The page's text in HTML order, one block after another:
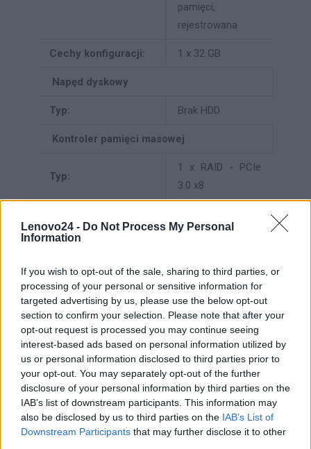
Lenovo24 - Do Not Process My Personal
Information
If you wish to opt-out of the sale, sharing to third parties, or
processing of your personal or sensitive information for
targeted advertising by us, please use the below opt-out
section to confirm your selection. Please note that after your
opt-out request is processed you may continue seeing
interest-based ads based on personal information utilized by
us or personal information disclosed to third parties prior to
your opt-out. You may separately opt-out of the further
disclosure of your personal information by third parties on the
IAB’s list of downstream participants. This information may
also be disclosed by us to third parties on the IAB’s List of
Downstream Participants that may further disclose it to other
pamięci,
rejestrowana
Cechy konfiguracji: 1 x 32 GB
Napęd dyskowy
Typ: Brak HDD
Kontroler pamięci masowej
Typ:
1 x RAID - PCIe
3.0 x8
kontrolera:
SAS 12Gb/s
pamięci masowej:
RAID 9350-8i
Ilość kanałów: 8
Poziom RAID:
RAID 0, RAID 1,
RAID 10, RAID 5,
RAID 50, RAID 6,
RAID 60, JBOD
Napęd optyczny